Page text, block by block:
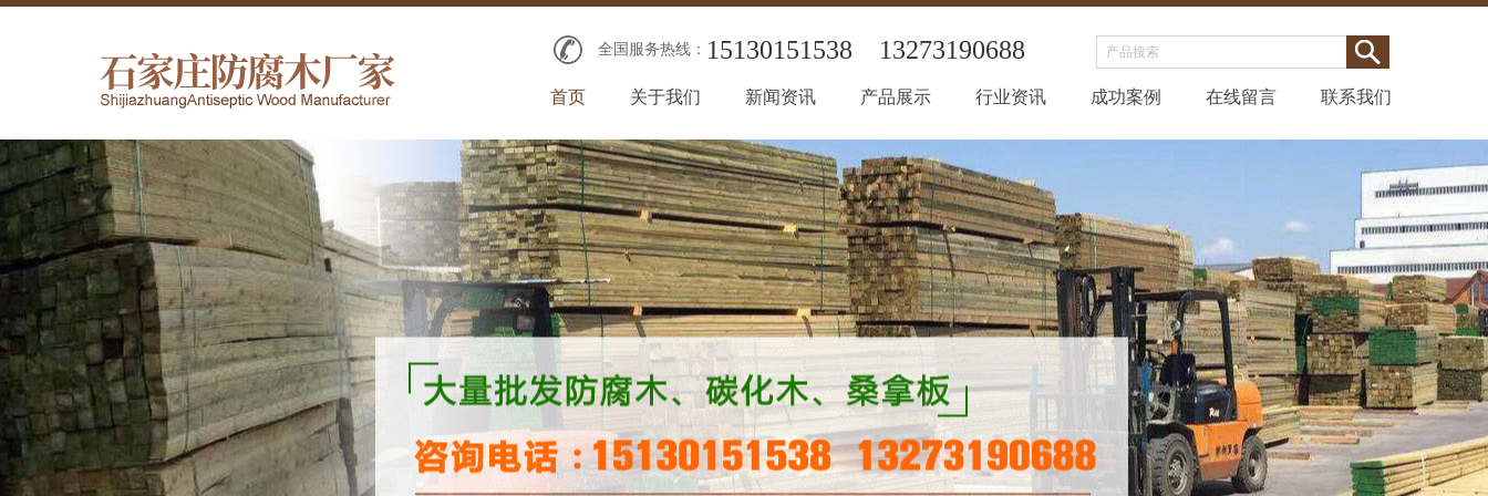
全国服务热线： 15130151538 13273190688
首页 关于我们 新闻资讯 产品展示 行业资讯 成功案例 在线留言 联系我们